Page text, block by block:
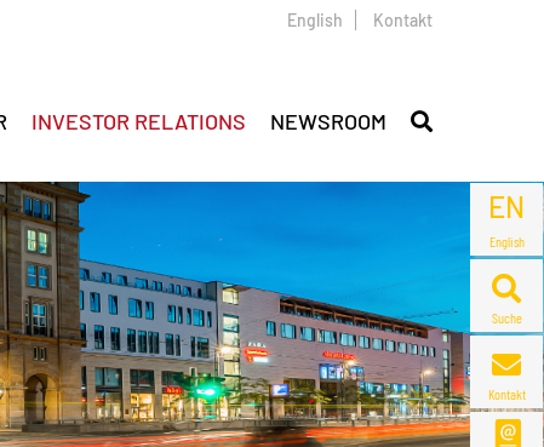
EN
English
Suche
Kontakt
English Kontakt
INVESTOR RELATIONS NEWSROOM